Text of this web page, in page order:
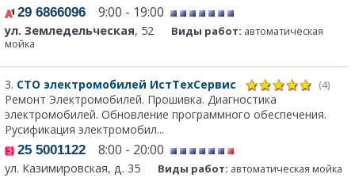
29 6866096 9:00 - 19:00
ул. Земледельческая, 52 Виды работ: автоматическая
мойка
3. СТО электромобилей ИстТехСервис (4)
Ремонт Электромобилей. Прошивка. Диагностика
электромобилей. Обновление программного обеспечения.
Русификация электромобил...
25 5001122 8:00 - 20:00
ул. Казимировская, д. 35 Виды работ: автоматическая мойка